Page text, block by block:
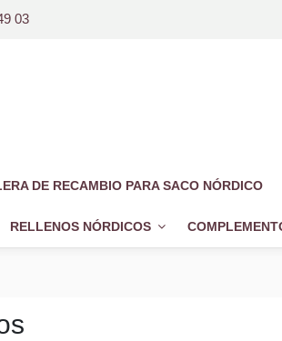
03
DE RECAMBIO PARA SACO NÓRDICO
RELLENOS NÓRDICOS